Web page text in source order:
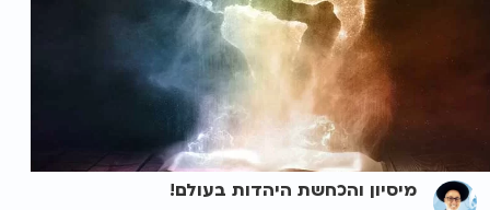
מיסיון והכחשת היהדות בעולם!